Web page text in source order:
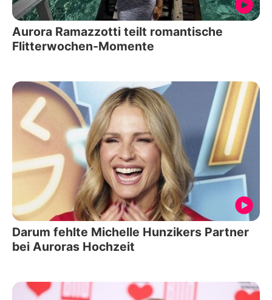
Aurora Ramazzotti teilt romantische
Flitterwochen-Momente
Darum fehlte Michelle Hunzikers Partner
bei Auroras Hochzeit